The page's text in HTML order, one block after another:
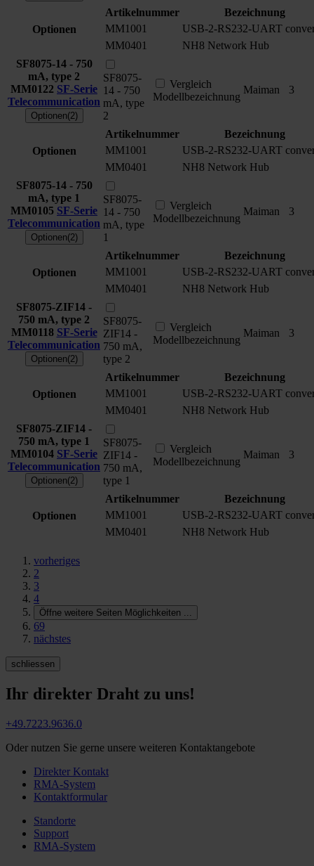
Optionen
Artikelnummer
Bezeichnung
MM1001
USB-2-RS232-UART
MM0401
NH8 Network Hub
SF8075-14 - 750
mA, type 2
MM0122 SF-Serie
Telecommunication
Optionen(2)
SF8075-
14 - 750
mA, type
2
Vergleich
Modellbezeichnung
Maiman 3
Optionen
Artikelnummer
Bezeichnung
MM1001
USB-2-RS232-UART
MM0401
NH8 Network Hub
SF8075-14 - 750
mA, type 1
MM0105 SF-Serie
Telecommunication
Optionen(2)
SF8075-
14 - 750
mA, type
1
Vergleich
Modellbezeichnung
Maiman 3
Optionen
Artikelnummer
Bezeichnung
MM1001
USB-2-RS232-UART
MM0401
NH8 Network Hub
SF8075-ZIF14 -
750 mA, type 2
MM0118 SF-Serie
Telecommunication
Optionen(2)
SF8075-
ZIF14 -
750 mA,
type 2
Vergleich
Modellbezeichnung
Maiman 3
Optionen
Artikelnummer
Bezeichnung
MM1001
USB-2-RS232-UART
MM0401
NH8 Network Hub
SF8075-ZIF14 -
750 mA, type 1
MM0104 SF-Serie
Telecommunication
Optionen(2)
SF8075-
ZIF14 -
750 mA,
type 1
Vergleich
Modellbezeichnung
Maiman 3
Optionen
Artikelnummer
Bezeichnung
MM1001
USB-2-RS232-UART
MM0401
NH8 Network Hub
vorheriges
2
3
4
Öffne weitere Seiten Möglichkeiten
69
nächstes
schliessen
Ihr direkter Draht zu uns!
+49.7223.9636.0
Oder nutzen Sie gerne unsere weiteren Kontaktangebote
Direkter Kontakt
RMA-System
Kontaktformular
Standorte
Support
RMA-System